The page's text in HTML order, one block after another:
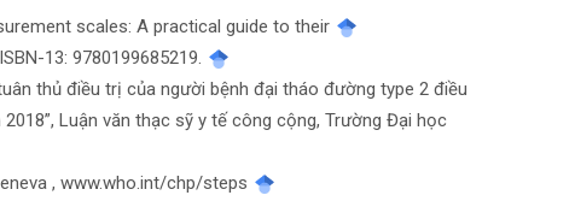
scales: A practical guide to their
13: 9780199685219.
thủ điều trị của người bệnh đại tháo đường type 2 điều
Luận văn thạc sỹ y tế công cộng, Trường Đại học
, www.who.int/chp/steps